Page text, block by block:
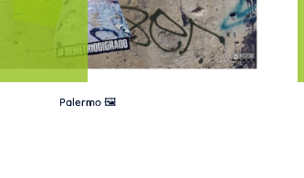
Palermo 🖼️